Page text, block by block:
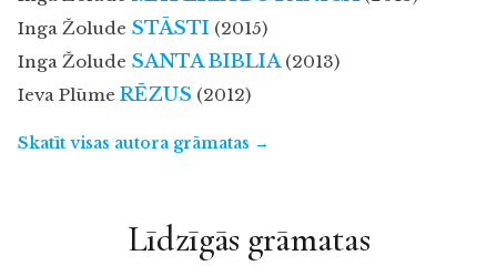
Inga Žolude STĀSTI (2015)
Inga Žolude SANTA BIBLIA(2013)
Ieva Plūme RĒZUS (2012)
Skatīt visas autora grāmatas →
Līdzīgās grāmatas